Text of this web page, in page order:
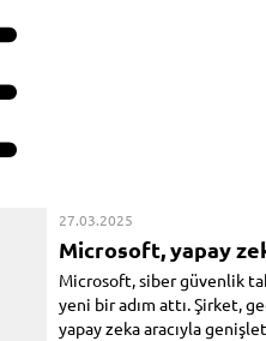
27.03.2025
Microsoft, yapay
Microsoft, siber güvenlik
yeni bir adım attı. Şirket,
yapay zeka aracıyla